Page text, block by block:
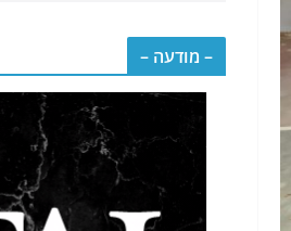
– מודעה –